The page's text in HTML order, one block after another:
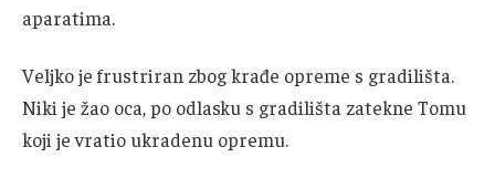
aparatima.
Veljko je frustriran zbog krađe opreme s gradilišta.
Niki je žao oca, po odlasku s gradilišta zatekne Tomu
koji je vratio ukradenu opremu.